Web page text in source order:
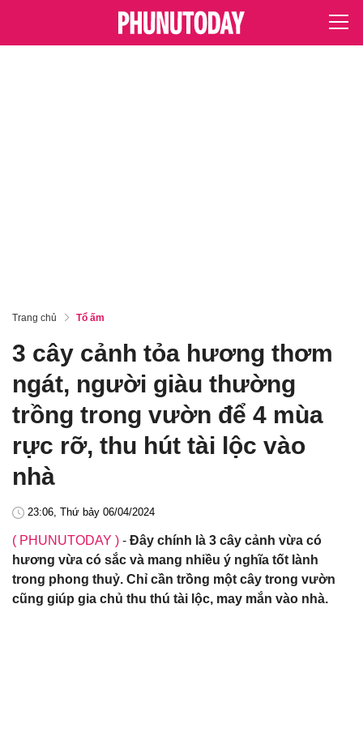
Trang chủ Tổ ấm
3 cây cảnh tỏa hương thơm
ngát, người giàu thường
trồng trong vườn để 4 mùa
rực rỡ, thu hút tài lộc vào
nhà
23:06, Thứ bảy 06/04/2024
( PHUNUTODAY ) - Đây chính là 3 cây cảnh vừa có
hương vừa có sắc và mang nhiều ý nghĩa tốt lành
trong phong thuỷ. Chỉ cần trồng một cây trong vườn
cũng giúp gia chủ thu thú tài lộc, may mắn vào nhà.